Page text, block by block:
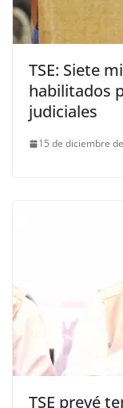
TSE: Siete
habilitados
judiciales
15 de diciembre
TSE prevé